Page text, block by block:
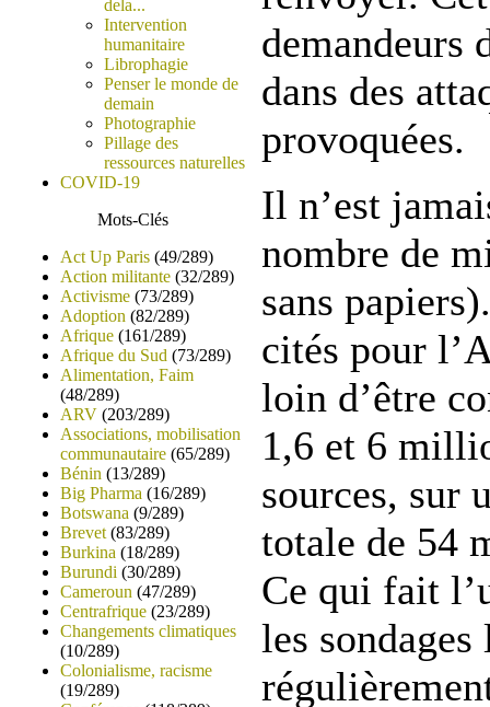
dela...
Intervention
humanitaire
Librophagie
Penser le monde de
demain
Photographie
Pillage des
ressources naturelles
COVID-19
Mots-Clés
Act Up Paris (49/289)
Action militante (32/289)
Activisme (73/289)
Adoption (82/289)
Afrique (161/289)
Afrique du Sud (73/289)
Alimentation, Faim
(48/289)
ARV (203/289)
Associations, mobilisation
communautaire (65/289)
Bénin (13/289)
Big Pharma (16/289)
Botswana (9/289)
Brevet (83/289)
Burkina (18/289)
Burundi (30/289)
Cameroun (47/289)
Centrafrique (23/289)
Changements climatiques
(10/289)
Colonialisme, racisme
(19/289)
demandeurs
dans des
provoquées.
Il n’est
nombre de
sans
cités pour
loin d’être
1,6 et 6
sources, sur
totale de 54
Ce qui fait
les